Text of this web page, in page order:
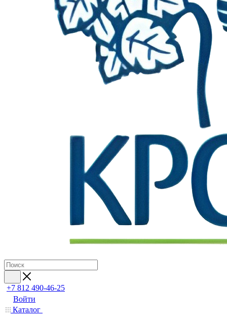
+7 812 490-46-25
Войти
Каталог